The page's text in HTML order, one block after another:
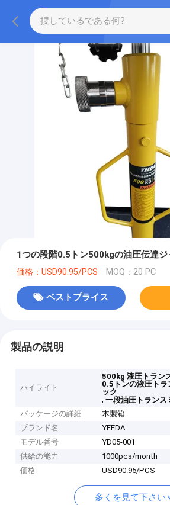
1つの段階0.5トン500kgの油圧伝達ジ
価格：USD90.95/PCS MOQ：20 PC
ベストプライス
製品の説明
ハイライト
500kg 液圧トラン
0.5トンの液圧トラ
ック
,一段油圧トランス
パッケージの詳細
木製箱
ブランド名
YEEDA
モデル番号
YD05-001
供給の能力
1000pcs/month
価格
USD90.95/PCS
多くを見て下さい